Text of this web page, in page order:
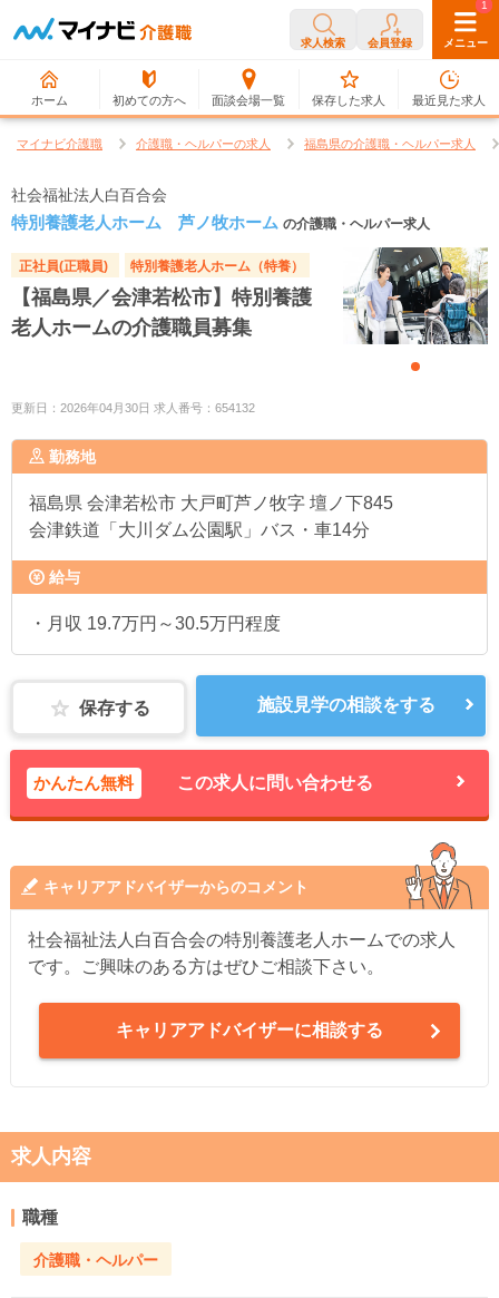
求人検索 会員登録 メニュー
ホーム 初めての方へ 面談会場一覧
0
保存した求人
1
最近見た求人
マイナビ介護職 介護職・ヘルパーの求人 福島県の介護職・ヘルパー求人
社会福祉法人白百合会
特別養護老人ホーム 芦ノ牧ホーム の介護職・ヘルパー求人
正社員(正職員) 特別養護老人ホーム（特養）
【福島県／会津若松市】特別養護
老人ホームの介護職員募集
更新日：2026年04月30日 求人番号：654132
勤務地
福島県 会津若松市 大戸町芦ノ牧字 壇ノ下845
会津鉄道「大川ダム公園駅」バス・車14分
給与
・月収 19.7万円～30.5万円程度
保存する 施設見学の相談をする
かんたん無料 この求人に問い合わせる
キャリアアドバイザーからのコメント
社会福祉法人白百合会の特別養護老人ホームでの求人
です。ご興味のある方はぜひご相談下さい。
キャリアアドバイザーに相談する
求人内容
職種
介護職・ヘルパー